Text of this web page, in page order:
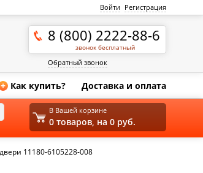
Войти Регистрация
8 (800) 2222-88-6
звонок бесплатный
Обратный звонок
+ Как купить? Доставка и оплата
11180-6105228-008
В Вашей корзине
0 товаров, на 0 руб.